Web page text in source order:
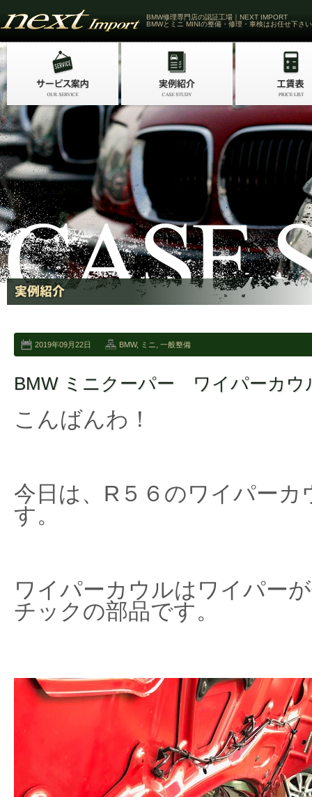
BMW修理専門店の認証工場｜NEXT IMPORT
BMWとミニ MINIの整備・修理・車検はお任せ下さい
2019年09月22日 BMW, ミニ 一般整備
BMW ミニクーパー ワイパーカ
こんばんわ！
今日は、R５６のワイパーカ
す。
ワイパーカウルはワイパー
チックの部品です。